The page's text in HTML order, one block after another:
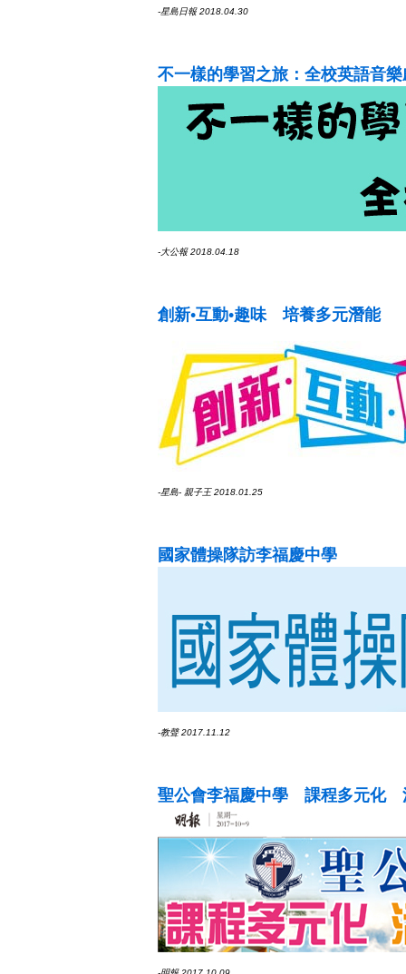
-星島日報 2018.04.30
不一樣的學習之旅：全校英語音樂
-大公報 2018.04.18
創新•互動•趣味 培養多元潛能
-星島- 親子王 2018.01.25
國家體操隊訪李福慶中學
-教聲 2017.11.12
聖公會李福慶中學 課程多元化